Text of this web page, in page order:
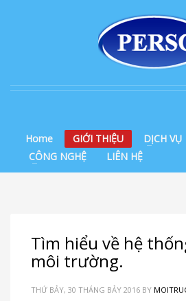
Home GIỚI THIỆU DỊCH VỤ
CÔNG NGHỆ
LIÊN HỆ
Tìm hiểu về hệ
môi trường.
THỨ BẢY, 30 THÁNG BẢY 2016 BY